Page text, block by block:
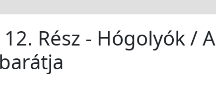
Rész - Hógolyók / A